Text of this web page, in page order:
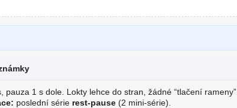
pauza 1 s dole. Lokty lehce do stran, žádné “tlačení rameny”.
poslední série rest-pause (2 mini-série).